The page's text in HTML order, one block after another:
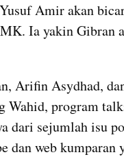
Amir akan
Ia yakin Gibran
Arifin Asydhad,
Wahid, program
dari sejumlah isu
dan web kumparan